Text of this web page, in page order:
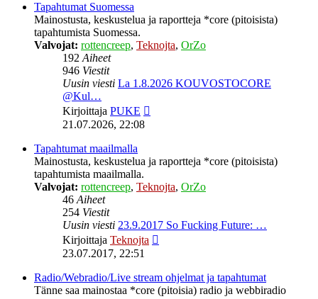
Tapahtumat Suomessa
Mainostusta, keskustelua ja raportteja *core (pitoisista)
tapahtumista Suomessa.
Valvojat: rottencreep, Teknojta, OrZo
192Aiheet
946 Viestit
Uusin viesti La 1.8.2026 KOUVOSTOCORE
@Kul…
Kirjoittaja PUKE
21.07.2026, 22:08
Tapahtumat maailmalla
Mainostusta, keskustelua ja raportteja *core (pitoisista)
tapahtumista maailmalla.
Valvojat: rottencreep, Teknojta, OrZo
46Aiheet
254 Viestit
Uusin viesti 23.9.2017 So Fucking Future: …
Kirjoittaja Teknojta
23.07.2017, 22:51
Radio/Webradio/Live stream ohjelmat ja tapahtumat
Tänne saa mainostaa *core (pitoisia) radio ja webbiradio